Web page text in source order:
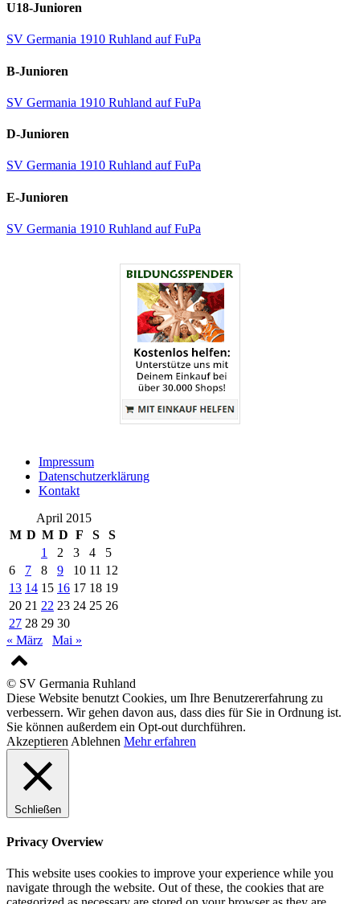
U18-Junioren
SV Germania 1910 Ruhland auf FuPa
B-Junioren
SV Germania 1910 Ruhland auf FuPa
D-Junioren
SV Germania 1910 Ruhland auf FuPa
E-Junioren
SV Germania 1910 Ruhland auf FuPa
Impressum
Datenschutzerklärung
Kontakt
April 2015
M D M D F S
S
1
2 3 4
5
6
7 8 9 10 11 12
13 14 15 16 17 18 19
20 21 22 23 24 25 26
27 28 29 30
« März
Mai »
© SV Germania Ruhland
Diese Website benutzt Cookies, um Ihre Benutzererfahrung zu
verbessern. Wir gehen davon aus, dass dies für Sie in Ordnung ist.
Sie können außerdem ein Opt-out durchführen.
Akzeptieren Ablehnen Mehr erfahren
Schließen
Privacy Overview
This website uses cookies to improve your experience while you
navigate through the website. Out of these, the cookies that are